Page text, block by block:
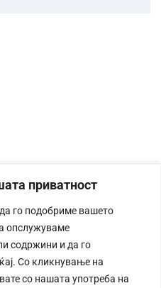
приватност
го подобриме вашето
опслужуваме
содржини и да го
Со кликнување на
со нашата употреба на